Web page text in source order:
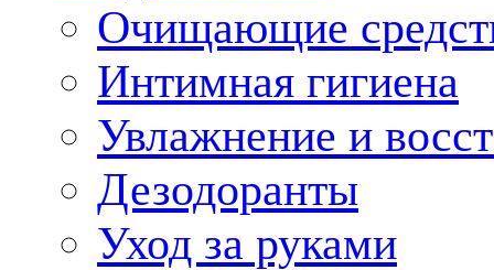
Очищающие
Интимная гигиена
Увлажнение и
Дезодоранты
Уход за руками